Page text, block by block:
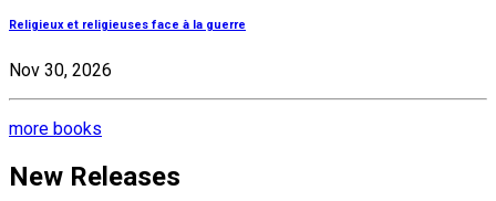
Religieux et religieuses face à la guerre
Nov 30, 2026
more books
New Releases